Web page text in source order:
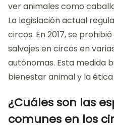
ver animales como
La legislación actual
circos. En 2017, se
salvajes en circos en
autónomas. Esta medida
bienestar animal y la
¿Cuáles son las
comunes en los